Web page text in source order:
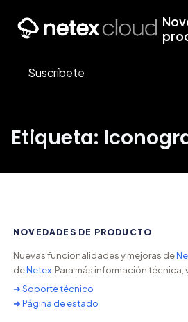
Suscríbete
Etiqueta:
NOVEDADES DE PRODUCTO
Nuevas funcionalidades y mejoras de
deNetex. Para más información técnica,
➜ Soporte técnico
➜ Página de estado